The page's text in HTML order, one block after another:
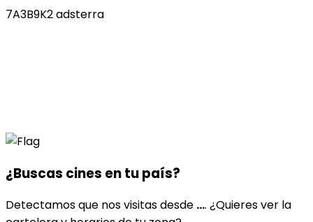
7A3B9K2 adsterra
¿Buscas cines entu país?
Detectamos que nos visitas desde .... ¿Quieres ver la